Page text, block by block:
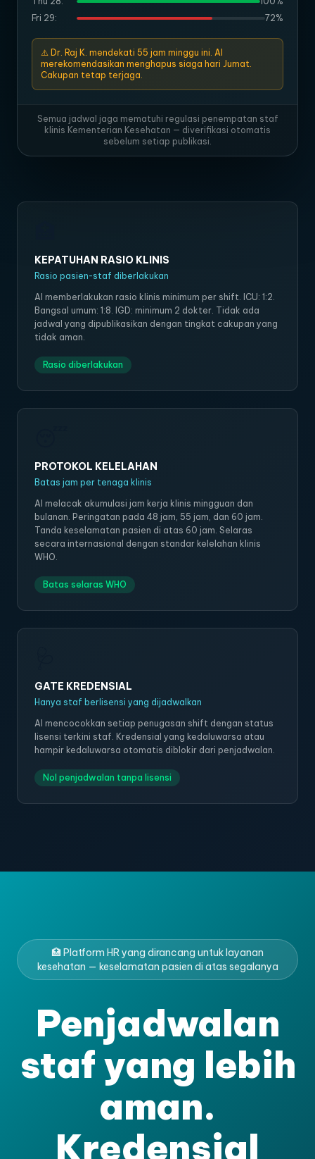
Fri 29:
72%
⚠️ Dr. Raj K. mendekati 55 jam minggu ini. AI
merekomendasikan menghapus siaga hari Jumat.
Cakupan tetap terjaga.
Semua jadwal jaga mematuhi regulasi penempatan staf
klinis Kementerian Kesehatan — diverifikasi otomatis
sebelum setiap publikasi.
KEPATUHAN RASIO KLINIS
Rasio pasien-staf diberlakukan
AI memberlakukan rasio klinis minimum per shift. ICU: 1:2.
Bangsal umum: 1:8. IGD: minimum 2 dokter. Tidak ada
jadwal yang dipublikasikan dengan tingkat cakupan yang
tidak aman.
Rasio diberlakukan
PROTOKOL KELELAHAN
Batas jam per tenaga klinis
AI melacak akumulasi jam kerja klinis mingguan dan
bulanan. Peringatan pada 48 jam, 55 jam, dan 60 jam.
Tanda keselamatan pasien di atas 60 jam. Selaras
secara internasional dengan standar kelelahan klinis
WHO.
Batas selaras WHO
GATE KREDENSIAL
Hanya staf berlisensi yang dijadwalkan
AI mencocokkan setiap penugasan shift dengan status
lisensi terkini staf. Kredensial yang kedaluwarsa atau
hampir kedaluwarsa otomatis diblokir dari penjadwalan.
Nol penjadwalan tanpa lisensi
🏥 Platform HR yang dirancang untuk layanan
kesehatan — keselamatan pasien di atas segalanya
Penjadwalan
staf yang lebih
aman.
Kredensial